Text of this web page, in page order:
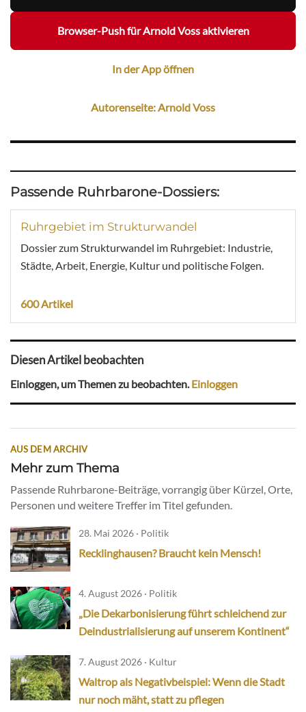
Browser-Push für Arnold Voss aktivieren
In der App öffnen
Autorenseite: Arnold Voss
Passende Ruhrbarone-Dossiers:
Ruhrgebiet im Strukturwandel
Dossier zum Strukturwandel im Ruhrgebiet: Industrie,
Städte, Arbeit, Energie, Kultur und politische Folgen.
600 Artikel
Diesen Artikel beobachten
Einloggen, um Themen zu beobachten.Einloggen
AUS DEM ARCHIV
Mehr zum Thema
Passende Ruhrbarone-Beiträge, vorrangig über Kürzel, Orte,
Personen und weitere Treffer im Titel gefunden.
28. Mai 2026 · Politik
Recklinghausen? Braucht kein Mensch!
4. August 2026 · Politik
„Die Dekarbonisierung führt schleichend zur
Deindustrialisierung auf unserem Kontinent“
7. August 2026 · Kultur
Waltrop als Negativbeispiel: Wenn die Stadt
nur noch mäht, statt zu pflegen